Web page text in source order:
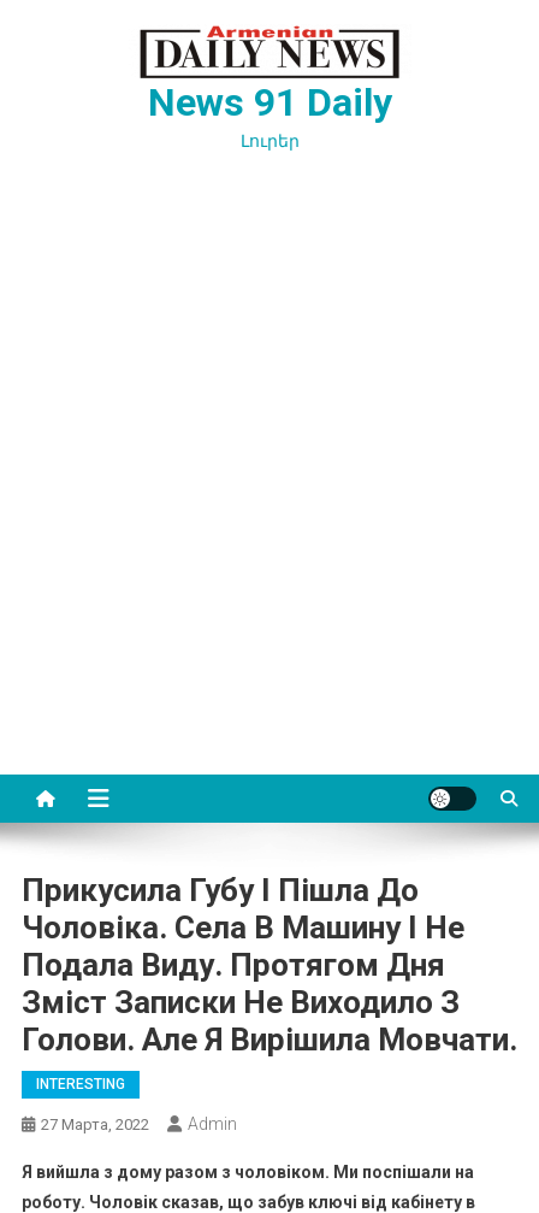
News 91 Daily
Լուրեր
Прикусила Губу І Пішла До
Чоловіка. Села В Машину І Не
Подала Виду. Протягом Дня
Зміст Записки Не Виходило З
Голови. Але Я Вирішила Мовчати.
INTERESTING
27 Марта, 2022 Admin
Я вийшла з дому разом з чоловіком. Ми поспішали на
роботу. Чоловік сказав, що забув ключі від кабінету в